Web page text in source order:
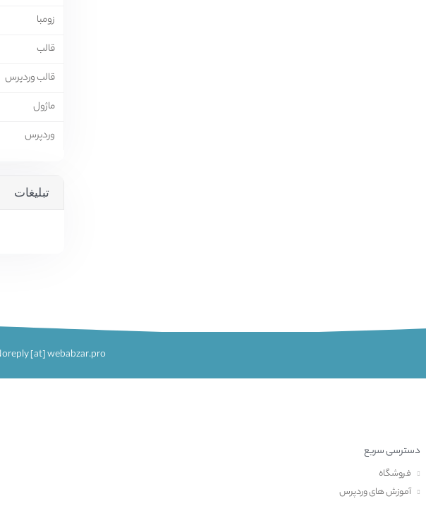
زومبا
قالب
قالب وردپرس
ماژول
وردپرس
تبلیغات
[at] webabzar.pro
دسترسی سریع
فروشگاه
آموزش های وردپرس